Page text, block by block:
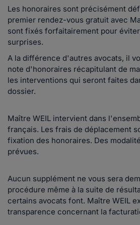
Les honoraires sont précisément
premier rendez-vous gratuit avec
sont fixés forfaitairement pour
surprises.
A la différence d'autres avocats, il
note d'honoraires récapitulant de
les interventions qui seront faites
dossier.
Maître WEIL intervient dans
français. Les frais de déplacement
fixation des honoraires. Des
prévues.
Aucun supplément ne vous sera
procédure même à la suite de
certains avocats font. Maître WEIL
transparence concernant la